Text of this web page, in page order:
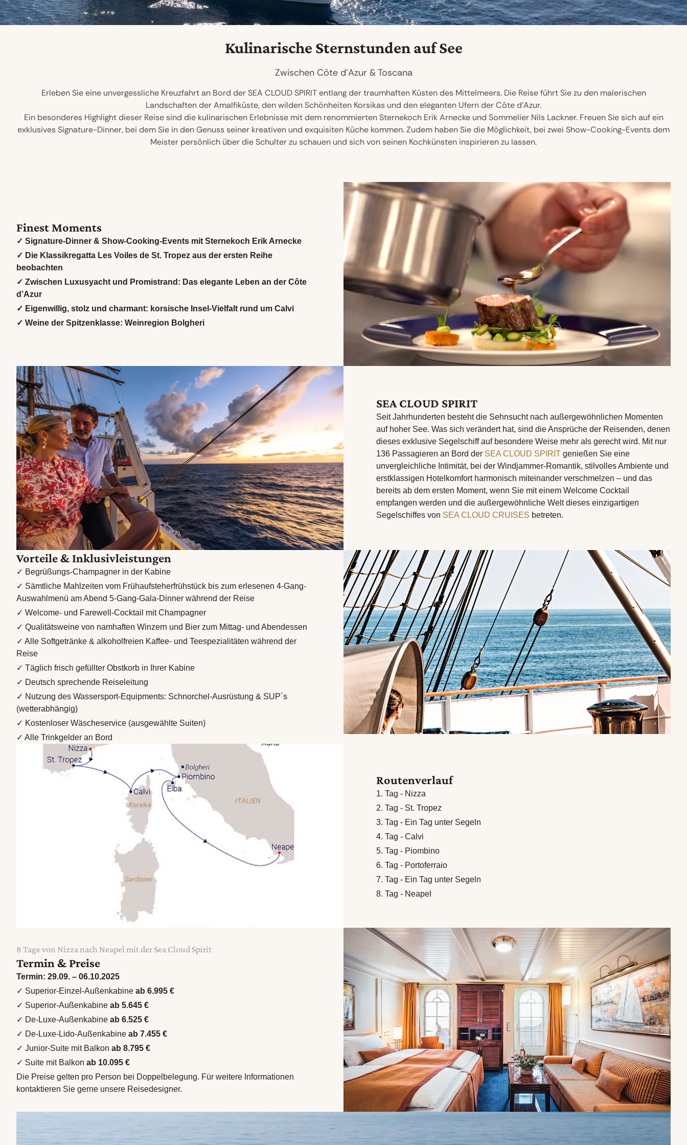
Kulinarische Sternstunden auf See
Zwischen Côte d’Azur & Toscana
Erleben Sie eine unvergessliche Kreuzfahrt an Bord der SEA CLOUD SPIRIT entlang der traumhaften Küsten des Mittelmeers. Die Reise führt Sie zu den malerischen
Landschaften der Amalfiküste, den wilden Schönheiten Korsikas und den eleganten Ufern der Côte d'Azur.
Ein besonderes Highlight dieser Reise sind die kulinarischen Erlebnisse mit dem renommierten Sternekoch Erik Arnecke und Sommelier Nils Lackner. Freuen Sie sich auf ein
exklusives Signature-Dinner, bei dem Sie in den Genuss seiner kreativen und exquisiten Küche kommen. Zudem haben Sie die Möglichkeit, bei zwei Show-Cooking-Events dem
Meister persönlich über die Schulter zu schauen und sich von seinen Kochkünsten inspirieren zu lassen.
Finest Moments
✓ Signature-Dinner & Show-Cooking-Events mit Sternekoch Erik Arnecke
✓ Die Klassikregatta Les Voiles de St. Tropez aus der ersten Reihe
beobachten
✓ Zwischen Luxusyacht und Promistrand: Das elegante Leben an der Côte
d’Azur
✓ Eigenwillig, stolz und charmant: korsische Insel-Vielfalt rund um Calvi
✓ Weine der Spitzenklasse: Weinregion Bolgheri
SEA CLOUD SPIRIT
Seit Jahrhunderten besteht die Sehnsucht nach außergewöhnlichen Momenten
auf hoher See. Was sich verändert hat, sind die Ansprüche der Reisenden, denen
dieses exklusive Segelschiff auf besondere Weise mehr als gerecht wird. Mit nur
136 Passagieren an Bord der SEA CLOUD SPIRIT genießen Sie eine
unvergleichliche Intimität, bei der Windjammer-Romantik, stilvolles Ambiente und
erstklassigen Hotelkomfort harmonisch miteinander verschmelzen – und das
bereits ab dem ersten Moment, wenn Sie mit einem Welcome Cocktail
empfangen werden und die außergewöhnliche Welt dieses einzigartigen
Segelschiffes von SEA CLOUD CRUISES betreten.
Vorteile & Inklusivleistungen
✓ Begrüßungs-Champagner in der Kabine
✓ Sämtliche Mahlzeiten vom Frühaufsteherfrühstück bis zum erlesenen 4-Gang-
Auswahlmenü am Abend 5-Gang-Gala-Dinner während der Reise
✓ Welcome- und Farewell-Cocktail mit Champagner
✓ Qualitätsweine von namhaften Winzern und Bier zum Mittag- und Abendessen
✓ Alle Softgetränke & alkoholfreien Kaffee- und Teespezialitäten während der
Reise
✓ Täglich frisch gefüllter Obstkorb in Ihrer Kabine
✓ Deutsch sprechende Reiseleitung
✓ Nutzung des Wassersport-Equipments: Schnorchel-Ausrüstung & SUP´s
(wetterabhängig)
✓ Kostenloser Wäscheservice (ausgewählte Suiten)
✓ Alle Trinkgelder an Bord
Routenverlauf
1. Tag - Nizza
2. Tag - St. Tropez
3. Tag - Ein Tag unter Segeln
4. Tag - Calvi
5. Tag - Piombino
6. Tag - Portoferraio
7. Tag - Ein Tag unter Segeln
8. Tag - Neapel
8 Tage von Nizza nach Neapel mit der Sea Cloud Spirit
Termin & Preise
Termin: 29.09. – 06.10.2025
✓ Superior-Einzel-Außenkabine ab 6.995 €
✓ Superior-Außenkabine ab 5.645 €
✓ De-Luxe-Außenkabine ab 6.525 €
✓ De-Luxe-Lido-Außenkabine ab 7.455 €
✓ Junior-Suite mit Balkon ab 8.795 €
✓ Suite mit Balkon ab 10.095 €
Die Preise gelten pro Person bei Doppelbelegung. Für weitere Informationen
kontaktieren Sie gerne unsere Reisedesigner.